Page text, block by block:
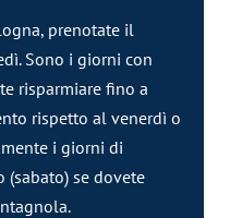
prenotate il
Sono i giorni con
risparmiare fino a
rispetto al venerdì o
i giorni di
(sabato) se dovete